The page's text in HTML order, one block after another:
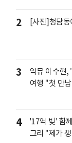
2 [사진]청담동
3
악뮤 이수현,
여행 "첫 만
4
'17억 빚' 함
그리 "제가